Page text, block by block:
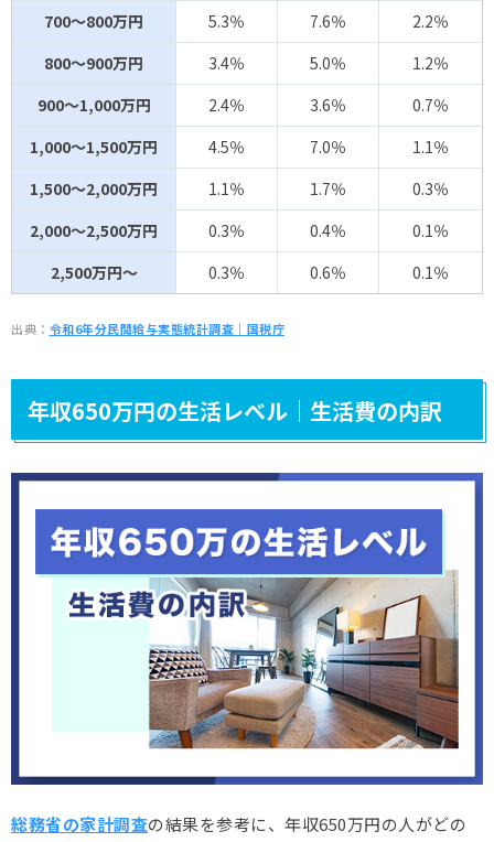
700～800万円 5.3％ 7.6％
2.2％
800～900万円
3.4％ 5.0％
1.2％
900～1,000万円
2.4％ 3.6％
0.7％
1,000～1,500万円
4.5％ 7.0％
1.1％
1,500～2,000万円
1.1％ 1.7％
0.3％
2,000～2,500万円
0.3％ 0.4％
0.1％
2,500万円～
0.3％ 0.6％ 0.1％
出典： 令和6年分民間給与実態統計調査｜国税庁
年収650万円の生活レベル｜生活費の内訳
総務省の家計調査の結果を参考に、年収650万円の人がどの